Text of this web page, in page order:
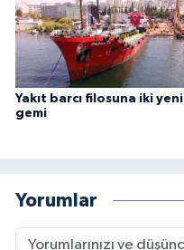
Yakıt barcı filosuna iki yeni
gemi
Yorumlar